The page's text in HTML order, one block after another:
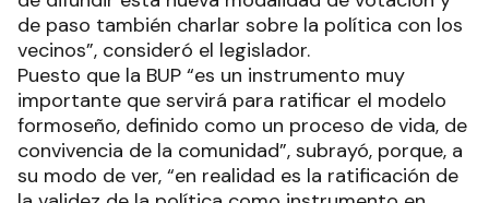
de paso también charlar sobre la política con los
vecinos”, consideró el legislador.
Puesto que la BUP “es un instrumento muy
importante que servirá para ratificar el modelo
formoseño, definido como un proceso de vida, de
convivencia de la comunidad”, subrayó, porque, a
su modo de ver, “en realidad es la ratificación de